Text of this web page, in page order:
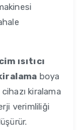
ısıtıcı
boya
kiralama
verimliliği